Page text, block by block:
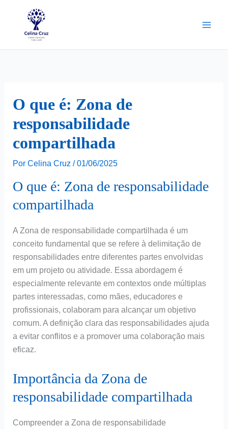
O que é: Zona de
responsabilidade
compartilhada
Por Celina Cruz / 01/06/2025
O que é: Zona de responsabilidade
compartilhada
A Zona de responsabilidade compartilhada é um
conceito fundamental que se refere à delimitação de
responsabilidades entre diferentes partes envolvidas
em um projeto ou atividade. Essa abordagem é
especialmente relevante em contextos onde múltiplas
partes interessadas, como mães, educadores e
profissionais, colaboram para alcançar um objetivo
comum. A definição clara das responsabilidades ajuda
a evitar conflitos e a promover uma colaboração mais
eficaz.
Importância da Zona de
responsabilidade compartilhada
Compreender a Zona de responsabilidade